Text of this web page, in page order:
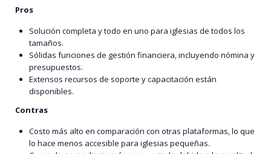
Pros
Solución completa y todo en uno para iglesias de todos los
tamaños.
Sólidas funciones de gestión financiera, incluyendo nómina y
presupuestos.
Extensos recursos de soporte y capacitación están
disponibles.
Contras
Costo más alto en comparación con otras plataformas, lo que
lo hace menos accesible para iglesias pequeñas.